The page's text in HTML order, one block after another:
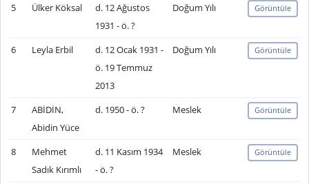
5 Ülker Köksal
d. 12 Ağustos
1931 - ö. ?
Doğum Yılı Görüntüle
6 Leyla Erbil
d. 12 Ocak 1931 -
ö. 19 Temmuz
2013
Doğum Yılı Görüntüle
7
ABİDİN,
Abidin Yüce
d. 1950 - ö. ? Meslek Görüntüle
8
Mehmet
Sadık Kırımlı
d. 11 Kasım 1934
- ö. ?
Meslek Görüntüle